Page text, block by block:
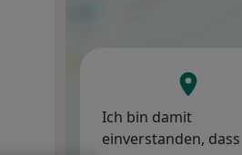
Ich bin damit
einverstanden, dass